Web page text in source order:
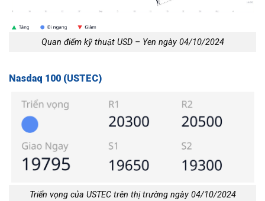
Quan điểm kỹ thuật USD – Yen ngày 04/10/2024
Nasdaq 100 (USTEC)
Triển vọng của USTEC trên thị trường ngày 04/10/2024